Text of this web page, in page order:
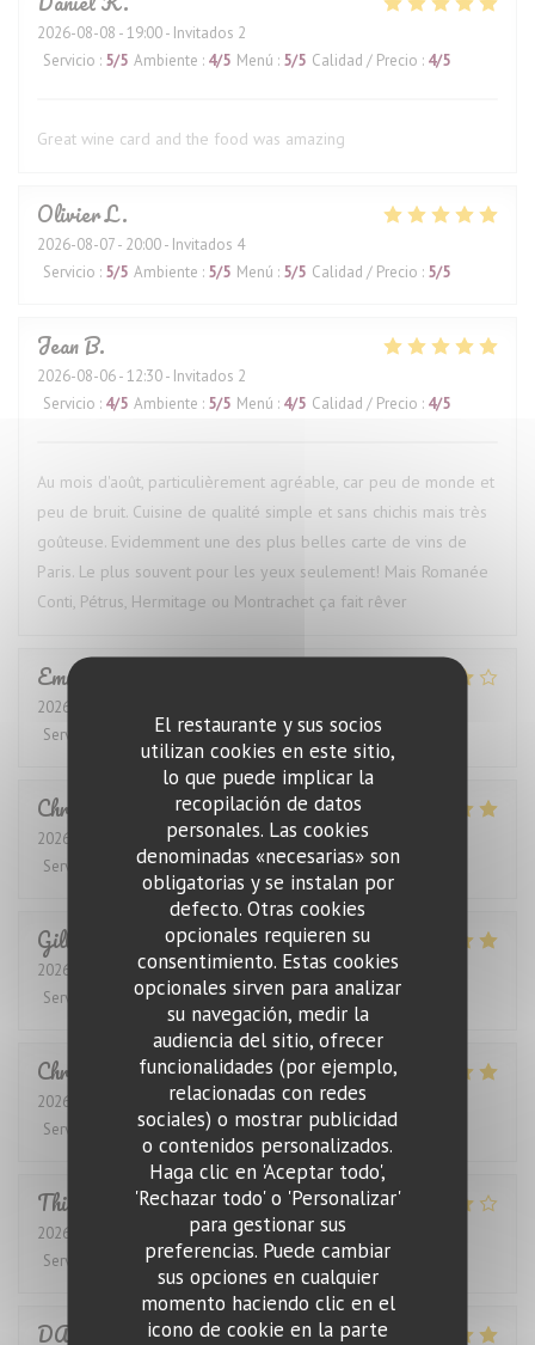
El restaurante y sus socios
utilizan cookies en este sitio,
lo que puede implicar la
recopilación de datos
personales. Las cookies
denominadas «necesarias» son
obligatorias y se instalan por
defecto. Otras cookies
opcionales requieren su
consentimiento. Estas cookies
opcionales sirven para analizar
su navegación, medir la
audiencia del sitio, ofrecer
funcionalidades (por ejemplo,
relacionadas con redes
sociales) o mostrar publicidad
o contenidos personalizados.
Haga clic en 'Aceptar todo',
'Rechazar todo' o 'Personalizar'
para gestionar sus
preferencias. Puede cambiar
sus opciones en cualquier
momento haciendo clic en el
icono de cookie en la parte
2026-08-08 - 19:00 - Invitados 2
Servicio : 5/5 Ambiente : 4/5 Menú : 5/5 Calidad / Precio : 4/5
Great wine card and the food was amazing
OlivierL
2026-08-07- 20:00 - Invitados 4
Servicio : 5/5 Ambiente : 5/5 Menú : 5/5 Calidad / Precio : 5/5
JeanB
2026-08-06- 12:30 - Invitados 2
Servicio : 4/5 Ambiente : 5/5 Menú : 4/5 Calidad / Precio : 4/5
Au mois d'août, particulièrement agréable, car peu de monde et
peu de bruit. Cuisine de qualité simple et sans chichis mais très
goûteuse. Evidemment une des plus belles carte de vins de
Paris. Le plus souvent pour les yeux seulement! Mais Romanée
Conti, Pétrus, Hermitage ou Montrachet ça fait rêver
Emmeline
2026-08-04
Servicio
Ambiente: 4/5 Menú: 5 /5 Calidad / Precio
Christiane
2026-07-11
- 19:30 - Invitados 2
Servicio
Ambiente:5/5 Menú:5/5 Calidad / Precio
Gilles
2026-07-29
- 20:00 - Invitados 2
Servicio
Ambiente:4/5 Menú: /5 Calidad / Precio
Christian
2026-07-29
- 12:30 - Invitados 4
Servicio
Ambiente:5 /5 Menú: 5/5 Calidad / Precio
Thierry
2026-07-31
- 12:30 - Invitados 2
Servicio
Ambiente:4/5 Menú :4/5 Calidad / Precio
DANIEL K